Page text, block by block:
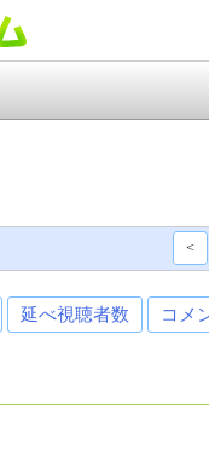
<
延べ視聴者数 コメ